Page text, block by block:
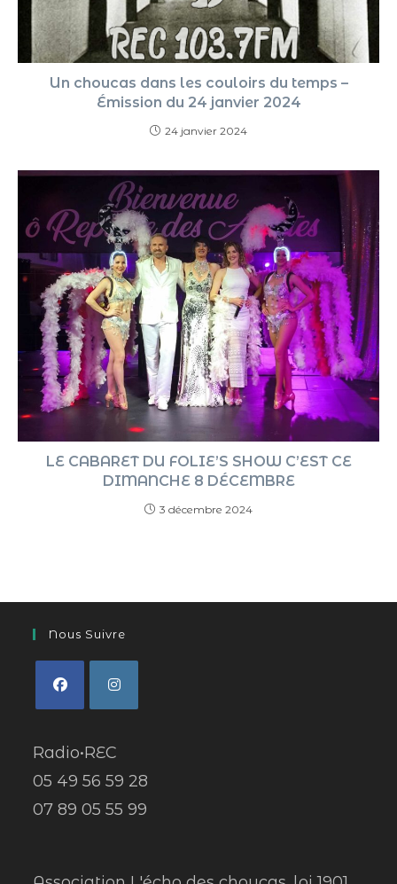
Un choucas dans les couloirs du temps –
Émission du 24 janvier 2024
24 janvier 2024
LE CABARET DU FOLIE’S SHOW C’EST CE
DIMANCHE 8 DÉCEMBRE
3 décembre 2024
Nous Suivre
Radio•REC
05 49 56 59 28
07 89 05 55 99